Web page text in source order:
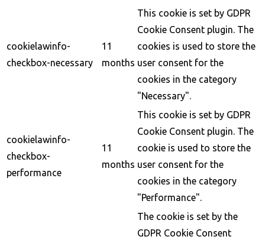
cookielawinfo-
checkbox-necessary
11
months
This cookie is set by GDPR
Cookie Consent plugin. The
cookies is used to store the
user consent for the
cookies in the category
"Necessary".
cookielawinfo-
checkbox-
performance
11
months
This cookie is set by GDPR
Cookie Consent plugin. The
cookie is used to store the
user consent for the
cookies in the category
"Performance".
The cookie is set by the
GDPR Cookie Consent